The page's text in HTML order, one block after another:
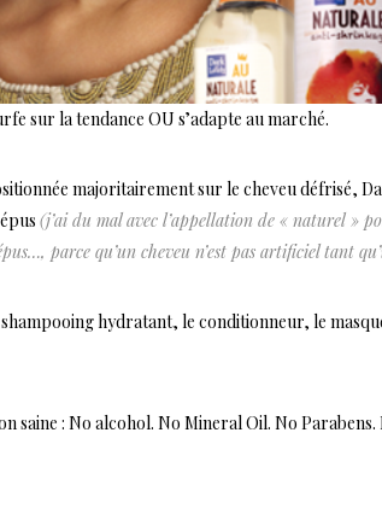
sur la tendance OU s’adapte au marché.
majoritairement sur le cheveu défrisé,
(j’ai du mal avec l’appellation de « naturel »
parce qu’un cheveu n’est pas artificiel tant
hydratant, le conditionneur, le
saine : No alcohol. No Mineral Oil. No